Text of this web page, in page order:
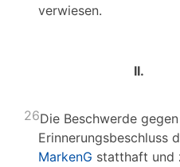
verwiesen.
II.
26Die Beschwerde
Erinnerungsbeschluss
MarkenG statthaft und